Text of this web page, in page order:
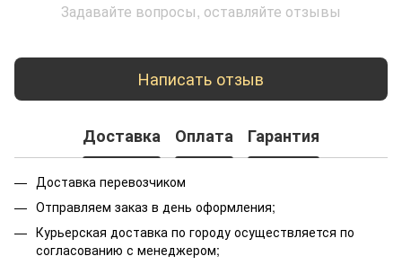
Задавайте вопросы, оставляйте отзывы
Написать отзыв
Доставка Оплата Гарантия
Доставка перевозчиком
Отправляем заказ в день оформления;
Курьерская доставка по городу осуществляется по
согласованию с менеджером;